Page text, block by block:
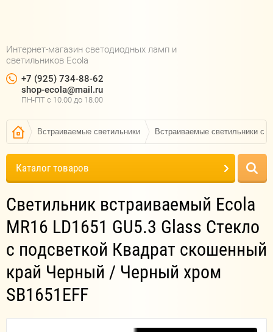
Интернет-магазин светодиодных ламп и
светильников Ecola
+7 (925) 734-88-62
shop-ecola@mail.ru
ПН-ПТ c 10.00 до 18.00
Встраиваемые светильники Встраиваемые светильники с
Каталог товаров
Светильник встраиваемый Ecola
MR16 LD1651 GU5.3 Glass Стекло
с подсветкой Квадрат скошенный
край Черный / Черный хром
SB1651EFF